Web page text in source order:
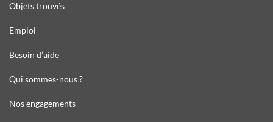
Objets trouvés
Emploi
Besoin d’aide
Qui sommes-nous ?
Nos engagements